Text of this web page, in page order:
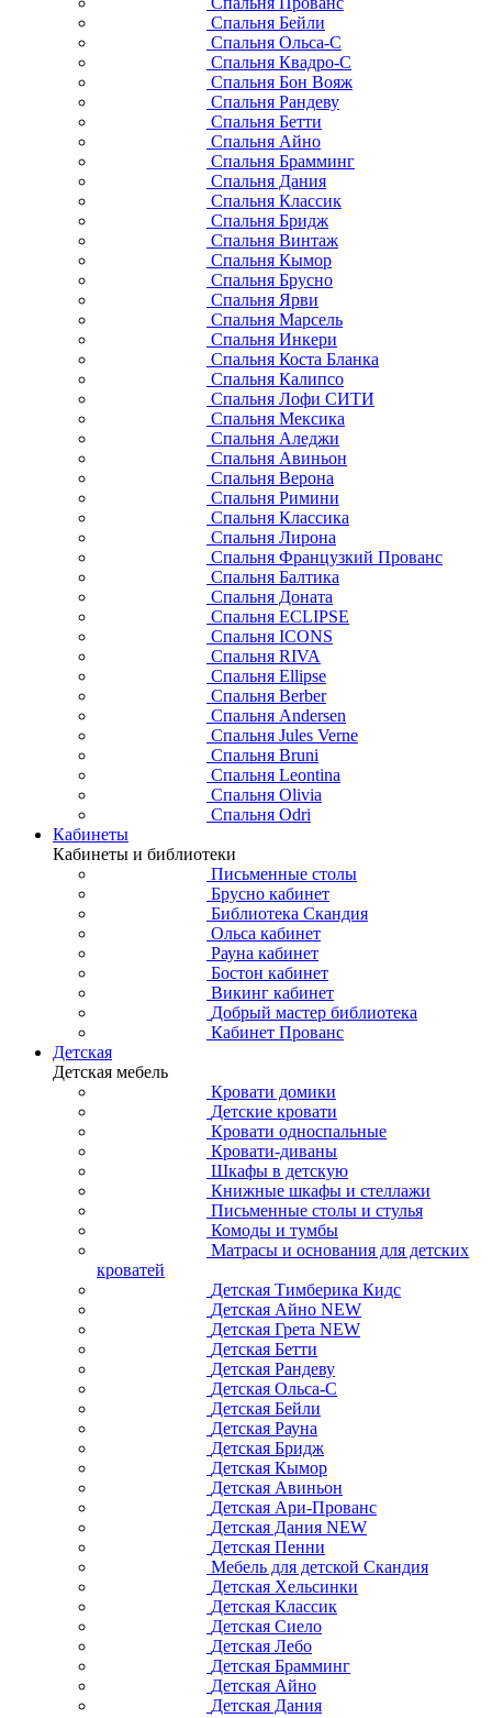
Спальня Бейли
Спальня Ольса-С
Спальня Квадро-С
Спальня Бон Вояж
Спальня Рандеву
Спальня Бетти
Спальня Айно
Спальня Брамминг
Спальня Дания
Спальня Классик
Спальня Бридж
Спальня Винтаж
Спальня Кымор
Спальня Брусно
Спальня Ярви
Спальня Марсель
Спальня Инкери
Спальня Коста Бланка
Спальня Калипсо
Спальня Лофи СИТИ
Спальня Мексика
Спальня Аледжи
Спальня Авиньон
Спальня Верона
Спальня Римини
Спальня Классика
Спальня Лирона
Спальня Французкий Прованс
Спальня Балтика
Спальня Доната
Спальня ECLIPSE
Спальня ICONS
Спальня RIVA
Спальня Ellipse
Спальня Berber
Спальня Andersen
Спальня Jules Verne
Спальня Bruni
Спальня Leontina
Спальня Olivia
Спальня Odri
Кабинеты
Кабинеты и библиотеки
Письменные столы
Брусно кабинет
Библиотека Скандия
Ольса кабинет
Рауна кабинет
Бостон кабинет
Викинг кабинет
Добрый мастер библиотека
Кабинет Прованс
Детская
Детская мебель
Кровати домики
Детские кровати
Кровати односпальные
Кровати-диваны
Шкафы в детскую
Книжные шкафы и стеллажи
Письменные столы и стулья
Комоды и тумбы
Матрасы и основания для детских
кроватей
Детская Тимберика Кидс
Детская Айно NEW
Детская Грета NEW
Детская Бетти
Детская Рандеву
Детская Ольса-С
Детская Бейли
Детская Рауна
Детская Бридж
Детская Кымор
Детская Авиньон
Детская Ари-Прованс
Детская Дания NEW
Детская Пенни
Мебель для детской Скандия
Детская Хельсинки
Детская Классик
Детская Сиело
Детская Лебо
Детская Брамминг
Детская Айно
Детская Дания